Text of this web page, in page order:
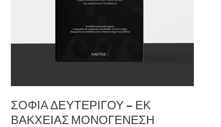
ΣΟΦΙΑ ΔΕΥΤΕΡΙΓΟΥ – ΕΚ
ΒΑΚΧΕΙΑΣ ΜΟΝΟΓΕΝΕΣΗ